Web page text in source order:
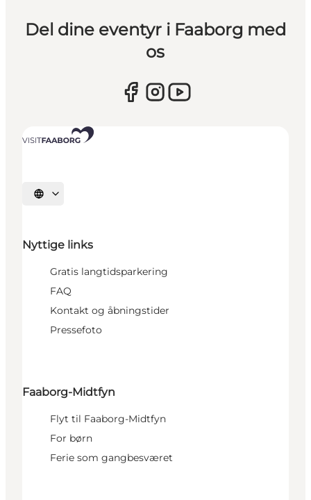
Del dine eventyr i Faaborg med
os
Vælg sprog
Nyttige links
Gratis langtidsparkering
FAQ
Kontakt og åbningstider
Pressefoto
Faaborg-Midtfyn
Flyt til Faaborg-Midtfyn
For børn
Ferie som gangbesværet